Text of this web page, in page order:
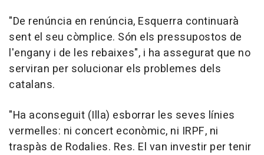
"De renúncia en renúncia, Esquerra continuarà
sent el seu còmplice. Són els pressupostos de
l'engany i de les rebaixes", i ha assegurat que no
serviran per solucionar els problemes dels
catalans.
"Ha aconseguit (Illa) esborrar les seves línies
vermelles: ni concert econòmic, ni IRPF, ni
traspàs de Rodalies. Res. El van investir per tenir